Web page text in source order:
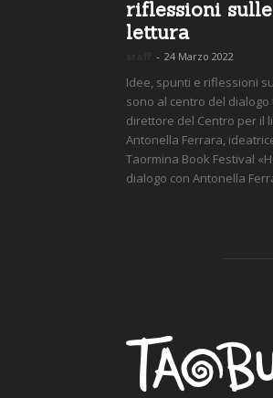
riflessioni
lettura
- 24 Marzo 2022
Idee, spunti e riflessioni
sono al centro del
direttore del Centro per il
Antonella Ferrara,
Taormina Book Festival
dialogo con Antonella